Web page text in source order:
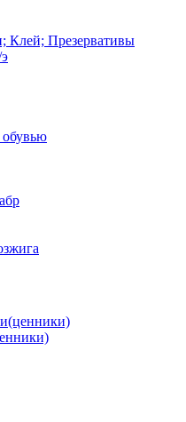
Клей; Презервативы
обувью